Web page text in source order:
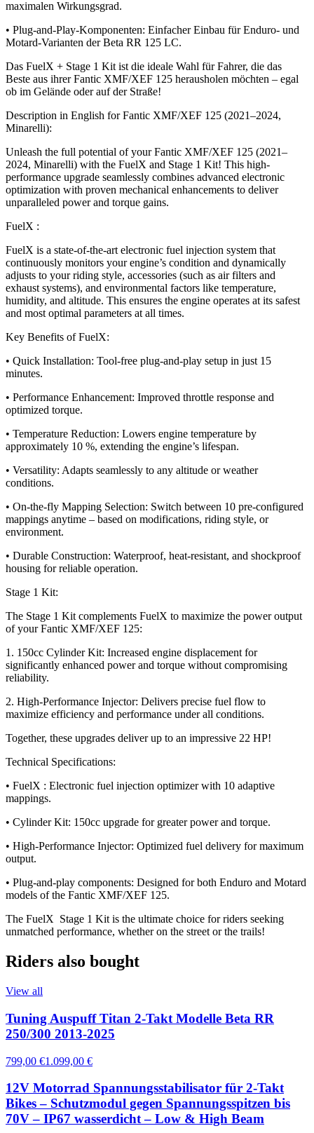
maximalen Wirkungsgrad.
• Plug-and-Play-Komponenten: Einfacher Einbau für Enduro- und
Motard-Varianten der Beta RR 125 LC.
Das FuelX + Stage 1 Kit ist die ideale Wahl für Fahrer, die das
Beste aus ihrer Fantic XMF/XEF 125 herausholen möchten – egal
ob im Gelände oder auf der Straße!
Description in English for Fantic XMF/XEF 125 (2021–2024,
Minarelli):
Unleash the full potential of your Fantic XMF/XEF 125 (2021–
2024, Minarelli) with the FuelX and Stage 1 Kit! This high-
performance upgrade seamlessly combines advanced electronic
optimization with proven mechanical enhancements to deliver
unparalleled power and torque gains.
FuelX :
FuelX is a state-of-the-art electronic fuel injection system that
continuously monitors your engine’s condition and dynamically
adjusts to your riding style, accessories (such as air filters and
exhaust systems), and environmental factors like temperature,
humidity, and altitude. This ensures the engine operates at its safest
and most optimal parameters at all times.
Key Benefits of FuelX:
• Quick Installation: Tool-free plug-and-play setup in just 15
minutes.
• Performance Enhancement: Improved throttle response and
optimized torque.
• Temperature Reduction: Lowers engine temperature by
approximately 10 %, extending the engine’s lifespan.
• Versatility: Adapts seamlessly to any altitude or weather
conditions.
• On-the-fly Mapping Selection: Switch between 10 pre-configured
mappings anytime – based on modifications, riding style, or
environment.
• Durable Construction: Waterproof, heat-resistant, and shockproof
housing for reliable operation.
Stage 1 Kit:
The Stage 1 Kit complements FuelX to maximize the power output
of your Fantic XMF/XEF 125:
1. 150cc Cylinder Kit: Increased engine displacement for
significantly enhanced power and torque without compromising
reliability.
2. High-Performance Injector: Delivers precise fuel flow to
maximize efficiency and performance under all conditions.
Together, these upgrades deliver up to an impressive 22 HP!
Technical Specifications:
• FuelX : Electronic fuel injection optimizer with 10 adaptive
mappings.
• Cylinder Kit: 150cc upgrade for greater power and torque.
• High-Performance Injector: Optimized fuel delivery for maximum
output.
• Plug-and-play components: Designed for both Enduro and Motard
models of the Fantic XMF/XEF 125.
The FuelX Stage 1 Kit is the ultimate choice for riders seeking
unmatched performance, whether on the street or the trails!
Riders also bought
View all
Tuning Auspuff Titan 2-Takt Modelle Beta RR
250/300 2013-2025
799,00 €1.099,00 €
12V Motorrad Spannungsstabilisator für 2-Takt
Bikes – Schutzmodul gegen Spannungsspitzen bis
70V – IP67 wasserdicht – Low & High Beam